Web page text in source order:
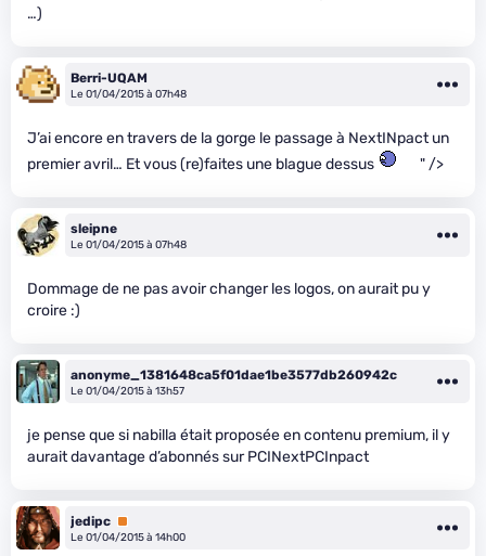
…)
Berri-UQAM
Le 01/04/2015 à 07h48
J’ai encore en travers de la gorge le passage à NextINpact un
premier avril… Et vous (re)faites une blague dessus
" />
sleipne
Le 01/04/2015 à 07h48
Dommage de ne pas avoir changer les logos, on aurait pu y
croire :)
anonyme_1381648ca5f01dae1be3577db260942c
Le 01/04/2015 à 13h57
je pense que si nabilla était proposée en contenu premium, il y
aurait davantage d’abonnés sur PCINextPCInpact
jedipc Premium
Le 01/04/2015 à 14h00